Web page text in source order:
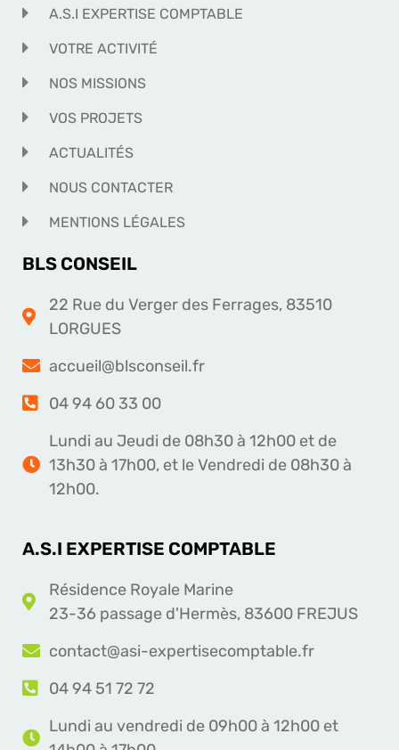
A.S.I EXPERTISE COMPTABLE
VOTRE ACTIVITÉ
NOS MISSIONS
VOS PROJETS
ACTUALITÉS
NOUS CONTACTER
MENTIONS LÉGALES
BLS CONSEIL
22 Rue du Verger des Ferrages, 83510
LORGUES
accueil@blsconseil.fr
04 94 60 33 00
Lundi au Jeudi de 08h30 à 12h00 et de
13h30 à 17h00, et le Vendredi de 08h30 à
12h00.
A.S.I EXPERTISE COMPTABLE
Résidence Royale Marine
23-36 passage d'Hermès, 83600 FREJUS
contact@asi-expertisecomptable.fr
04 94 51 72 72
Lundi au vendredi de 09h00 à 12h00 et